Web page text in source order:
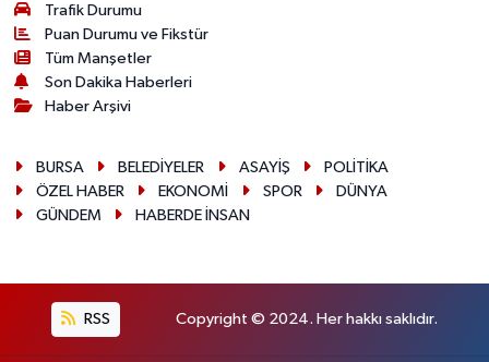
Trafik Durumu
Puan Durumu ve Fikstür
Tüm Manşetler
Son Dakika Haberleri
Haber Arşivi
BURSA BELEDİYELER ASAYİŞ
POLİTİKA
ÖZEL HABER
EKONOMİ SPOR
DÜNYA
GÜNDEM
HABERDE İNSAN
RSS Copyright © 2024. Her hakkı saklıdır.